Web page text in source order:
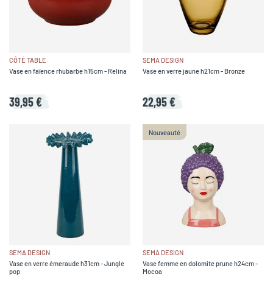
CÔTÉ TABLE
Vase en faïence rhubarbe h15cm - Relina
39,95 €
SEMA DESIGN
Vase en verre jaune h21cm - Bronze
22,95 €
SEMA DESIGN
Vase en verre émeraude h31cm - Jungle
pop
Nouveauté
SEMA DESIGN
Vase femme en dolomite prune h24cm -
Mocoa